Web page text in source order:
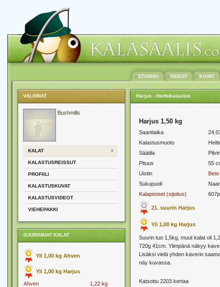
ETUSIVU VIDEOT KUVAT
VALINNAT
Bushmills
KALAT
KALASTUSREISSUT
PROFIILI
KALASTUSKUVAT
KALASTUSVIDEOT
VIEHEPAKKI
SUURIMMAT KALAT
Yli 1,00 kg Ahven
Yli 1,00 kg Harjus
Ahven
1,22 kg
Harjus - Heittokalastus
Harjus 1,50 kg
Saantiaika
Kalastusmuoto
Säätila
Pituus
55
Uistin
Bete
Sukupuoli
Kalapisteet (sijoitus)
21. suurin Harjus
Yli 1,00 kg Harjus
Suurin tuo 1,5kg, muut kalat oli
720g 41cm. Ylimpänä näkyy
Lisäksi vielä yhden kaverin
näy kuvassa.
Katsottu 2203 kertaa